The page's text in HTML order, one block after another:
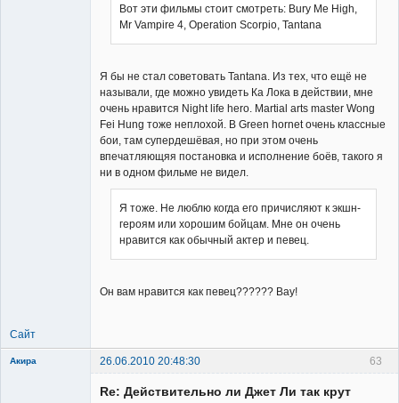
Вот эти фильмы стоит смотреть: Bury Me High,
Mr Vampire 4, Operation Scorpio, Tantana
Я бы не стал советовать Tantana. Из тех, что ещё не
называли, где можно увидеть Ка Лока в действии, мне
очень нравится Night life hero. Martial arts master Wong
Fei Hung тоже неплохой. В Green hornet очень классные
бои, там супердешёвая, но при этом очень
впечатляющяя постановка и исполнение боёв, такого я
ни в одном фильме не видел.
Я тоже. Не люблю когда его причисляют к экшн-
героям или хорошим бойцам. Мне он очень
нравится как обычный актер и певец.
Он вам нравится как певец?????? Вау!
Сайт
63
Акира 26.06.2010 20:48:30
Re: Действительно ли Джет Ли так крут